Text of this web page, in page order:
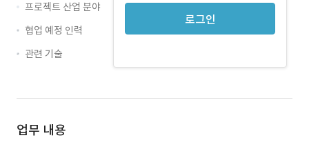
로그인
프로젝트 산업 분야
협업 예정 인력
관련 기술
업무 내용